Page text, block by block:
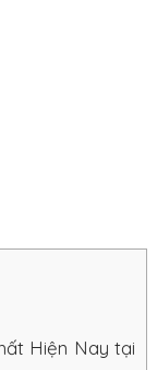
Hiện Nay tại